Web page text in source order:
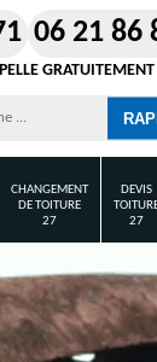
06 21 86
GRATUITEMENT
CHANGEMENT
DE TOITURE
27
DEVIS
27